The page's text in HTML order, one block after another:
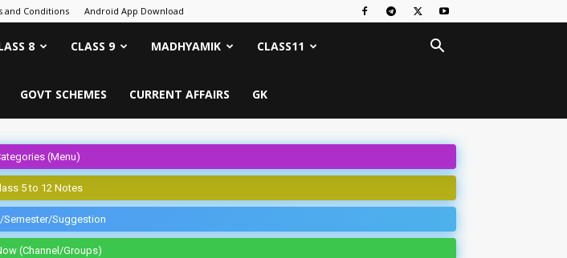
and Conditions Android App Download
8 CLASS 9 MADHYAMIK CLASS11
GOVT SCHEMES CURRENT AFFAIRS GK
(Menu)
5 to 12 Notes
Semester/Suggestion
(Channel/Groups)